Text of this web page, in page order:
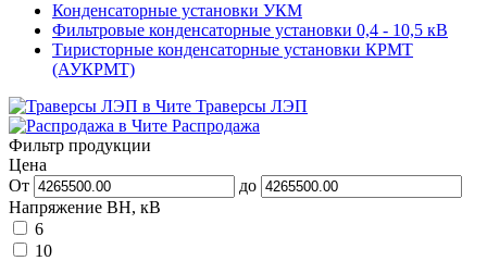
Конденсаторные установки УКМ
Фильтровые конденсаторные установки 0,4 - 10,5 кВ
Тиристорные конденсаторные установки КРМТ
(АУКРМТ)
Траверсы ЛЭП
Распродажа
Фильтр продукции
Цена
От
до
Напряжение ВН, кВ
6
10